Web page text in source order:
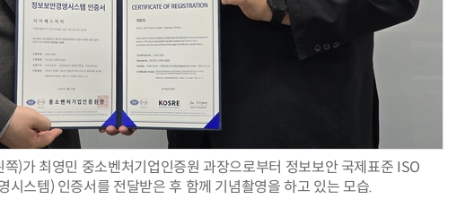
)가 최영민 중소벤처기업인증원 과장으로부터 정보보안 국제표준 ISO
스템) 인증서를 전달받은 후 함께 기념촬영을 하고 있는 모습.
AI Native Enterprise를 지원하는 AI Ready Data 플랫폼 활용 전략